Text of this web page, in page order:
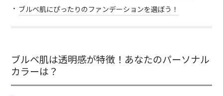
ブルベ肌にぴったりのファンデーションを選ぼう！
ブルベ肌は透明感が特徴！あなたのパーソナル
カラーは？